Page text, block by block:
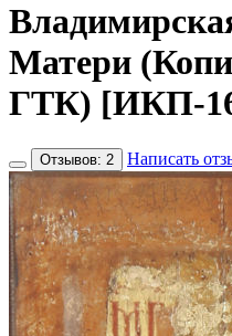
Матери
ГТК) [ИКП-
Отзывов: 2 Написать